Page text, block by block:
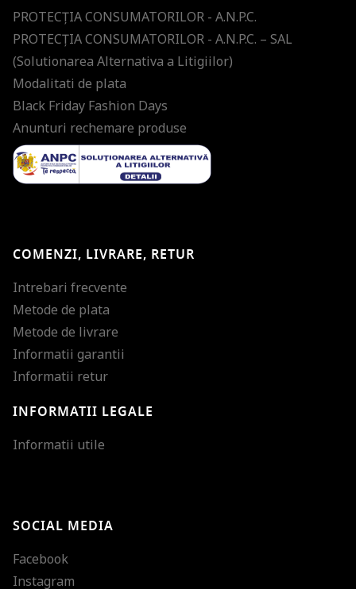
PROTECŢIA CONSUMATORILOR - A.N.P.C.
PROTECŢIA CONSUMATORILOR - A.N.P.C. – SAL
(Solutionarea Alternativa a Litigiilor)
Modalitati de plata
Black Friday Fashion Days
Anunturi rechemare produse
COMENZI, LIVRARE, RETUR
Intrebari frecvente
Metode de plata
Metode de livrare
Informatii garantii
Informatii retur
INFORMATII LEGALE
Informatii utile
SOCIAL MEDIA
Facebook
Instagram